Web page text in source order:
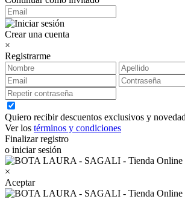
Crear una cuenta
×
Registrarme
Quiero recibir descuentos exclusivos y
Ver los términos y condiciones
Finalizar registro
o iniciar sesión
×
Aceptar